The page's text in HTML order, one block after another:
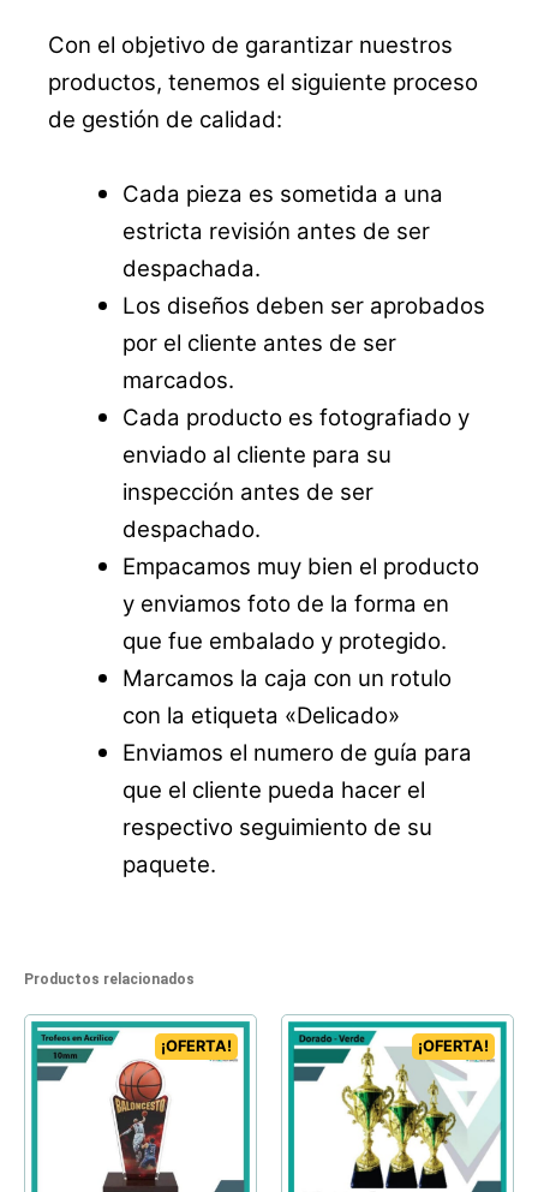
Con el objetivo de garantizar nuestros
productos, tenemos el siguiente proceso
de gestión de calidad:
Cada pieza es sometida a una
estricta revisión antes de ser
despachada.
Los diseños deben ser aprobados
por el cliente antes de ser
marcados.
Cada producto es fotografiado y
enviado al cliente para su
inspección antes de ser
despachado.
Empacamos muy bien el producto
y enviamos foto de la forma en
que fue embalado y protegido.
Marcamos la caja con un rotulo
con la etiqueta «Delicado»
Enviamos el numero de guía para
que el cliente pueda hacer el
respectivo seguimiento de su
paquete.
Productos relacionados
¡OFERTA! ¡OFERTA!